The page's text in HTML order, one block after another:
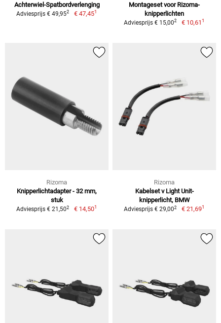
Achterwiel-Spatbordverlenging
Adviesprijs € 49,952 € 47,451
Montageset voor Rizoma-
knipperlichten
Adviesprijs € 15,002 € 10,611
Rizoma
Knipperlichtadapter - 32 mm,
stuk
Adviesprijs € 21,502 € 14,501
Rizoma
Kabelset v Light Unit-
knipperlicht, BMW
Adviesprijs € 29,002 € 21,691